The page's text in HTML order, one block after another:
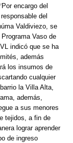
encargo del
del
Valdiviezo, se
Vaso de
indicó que se ha
además
los insumos de
cualquier
la Villa Alta,
además,
a sus menores
tejidos, a fin de
lograr aprender
de ingreso